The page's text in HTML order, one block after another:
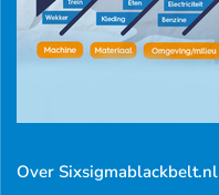
Over Sixsigmablackbelt.nl